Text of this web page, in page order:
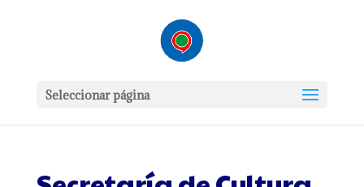
Seleccionar página